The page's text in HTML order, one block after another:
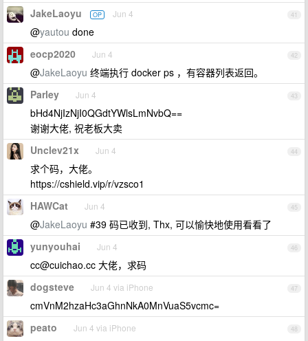
41
JakeLaoyu OP Jun 4
@yautou done
42
eocp2020 Jun 4
@JakeLaoyu 终端执行 docker ps ，有容器列表返回。
43
Parley Jun 4
bHd4NjIzNjI0QGdtYWlsLmNvbQ==
谢谢大佬, 祝老板大卖
44
Unclev21x Jun 4
求个码，大佬。
https://cshield.vip/r/vzsco1
45
HAWCat Jun 4
@JakeLaoyu #39 码已收到, Thx, 可以愉快地使用看看了
46
yunyouhai Jun 4
cc@cuichao.cc 大佬，求码
47
dogsteve Jun 4 via iPhone
cmVnM2hzaHc3aGhnNkA0MnVuaS5vcmc=
48
peato Jun 4 via iPhone